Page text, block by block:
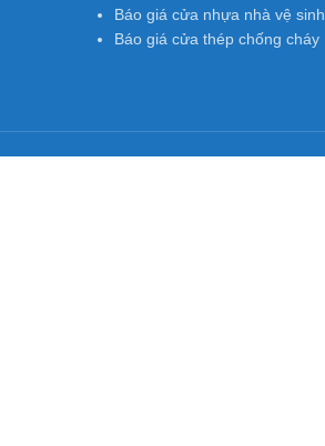
Báo giá cửa nhựa nhà vệ sinh
Báo giá cửa thép chống cháy